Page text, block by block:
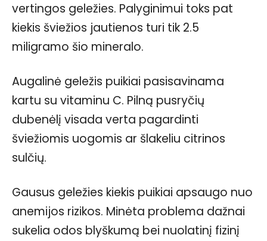
vertingos geležies. Palyginimui toks pat
kiekis šviežios jautienos turi tik 2.5
miligramo šio mineralo.
Augalinė geležis puikiai pasisavinama
kartu su vitaminu C. Pilną pusryčių
dubenėlį visada verta pagardinti
šviežiomis uogomis ar šlakeliu citrinos
sulčių.
Gausus geležies kiekis puikiai apsaugo nuo
anemijos rizikos. Minėta problema dažnai
sukelia odos blyškumą bei nuolatinį fizinį